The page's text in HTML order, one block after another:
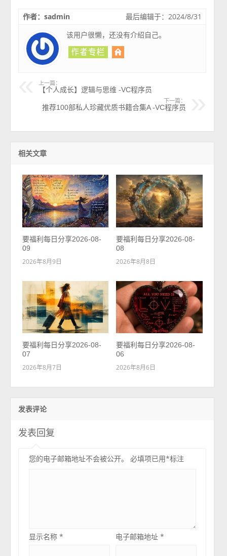
最后编辑于：2024/8/31
作者：sadmin
该用户很懒，还没有介绍自己。
上一篇：
【个人成长】逻辑与思维 -VC程序员
下一篇：
推荐100部私人珍藏优质书籍合集A -VC程序员
相关文章
要福利每日分享2026-08-
09
2026年8月9日
要福利每日分享2026-08-
08
2026年8月8日
要福利每日分享2026-08-
07
2026年8月7日
要福利每日分享2026-08-
06
2026年8月6日
发表评论
发表回复
您的电子邮箱地址不会被公开。 必填项已用*标注
显示名称* 电子邮箱地址*